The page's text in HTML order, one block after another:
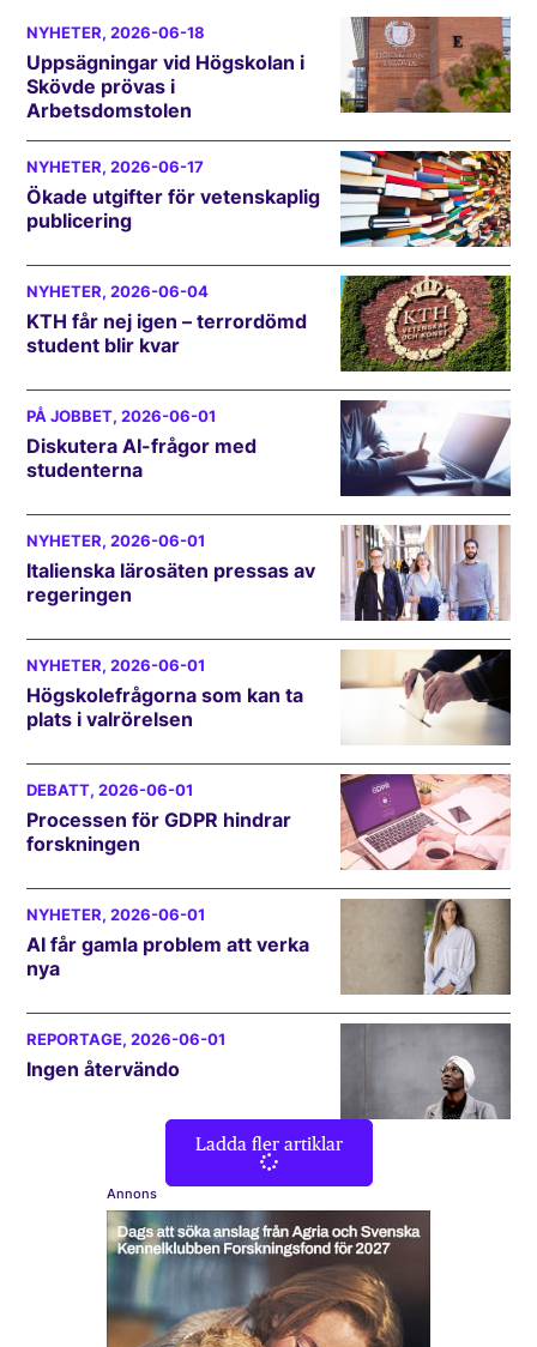
NYHETER, 2026-06-18
Uppsägningar vid Högskolan i
Skövde prövas i
Arbetsdomstolen
NYHETER, 2026-06-17
Ökade utgifter för vetenskaplig
publicering
NYHETER, 2026-06-04
KTH får nej igen – terrordömd
student blir kvar
PÅ JOBBET, 2026-06-01
Diskutera AI-frågor med
studenterna
NYHETER, 2026-06-01
Italienska lärosäten pressas av
regeringen
NYHETER, 2026-06-01
Högskolefrågorna som kan ta
plats i valrörelsen
DEBATT, 2026-06-01
Processen för GDPR hindrar
forskningen
NYHETER, 2026-06-01
AI får gamla problem att verka
nya
REPORTAGE, 2026-06-01
Ingen återvändo
Ladda fler artiklar
Annons